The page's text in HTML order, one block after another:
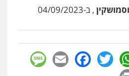
חמורה מעצרים וחקירות
גורביץ – לוי
פשיעה חמורה מעצרים
צבאי
, ב-04/09/2023
WhatsApp
Twitter
Facebook
Email